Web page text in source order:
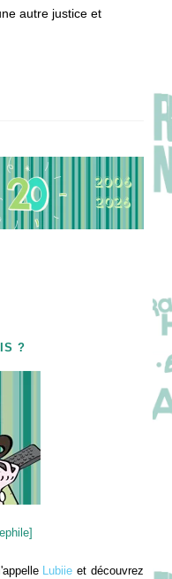
autre justice et
?
Lubiie et découvrez